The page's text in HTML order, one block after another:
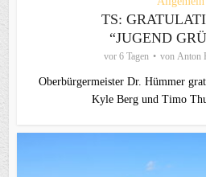
TS:
“JUGEND
vor 6 Tagen von Anton
Oberbürgermeister Dr. Hümmer
Kyle Berg und Timo